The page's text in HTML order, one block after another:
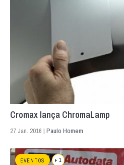
Cromax lança ChromaLamp
27 Jan. 2016 | Paulo Homem
EVENTOS + 1